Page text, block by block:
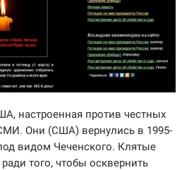
настроенная против честных
Они (США) вернулись в 1995-
видом Чеченского. Клятые
того, чтобы осквернить